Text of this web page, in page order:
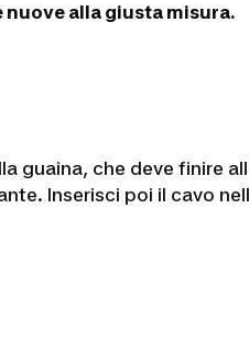
alla giusta misura.
guaina, che deve finire
Inserisci poi il cavo